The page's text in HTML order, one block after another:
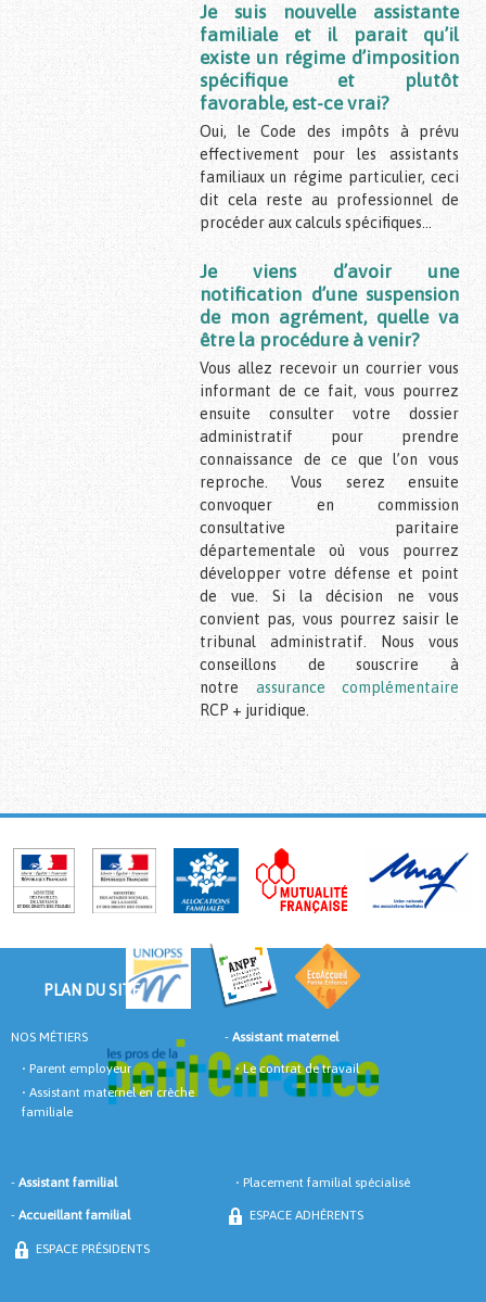
Je suis nouvelle assistante
familiale et il parait qu’il
existe un régime d’imposition
spécifique et plutôt
favorable, est-ce vrai?
Oui, le Code des impôts à prévu
effectivement pour les assistants
familiaux un régime particulier, ceci
dit cela reste au professionnel de
procéder aux calculs spécifiques…
Je viens d’avoir une
notification d’une suspension
de mon agrément, quelle va
être la procédure à venir?
Vous allez recevoir un courrier vous
informant de ce fait, vous pourrez
ensuite consulter votre dossier
administratif pour prendre
connaissance de ce que l’on vous
reproche. Vous serez ensuite
convoquer en commission
consultative paritaire
départementale où vous pourrez
développer votre défense et point
de vue. Si la décision ne vous
convient pas, vous pourrez saisir le
tribunal administratif. Nous vous
conseillons de souscrire à
notre assurance complémentaire
RCP + juridique.
PLAN DU SITE
NOS MÉTIERS - Assistant maternel
• Parent employeur •Le contrat de travail
• Assistant maternel en crèche
familiale
- Assistant familial • Placement familial spécialisé
- Accueillant familial ESPACE ADHÈRENTS
ESPACE PRÉSIDENTS